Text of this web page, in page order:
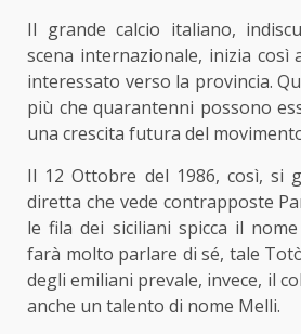
Il grande calcio italiano,
scena internazionale, inizia così
interessato verso la provincia.
più che quarantenni possono
una crescita futura del
Il 12 Ottobre del 1986, così, si
diretta che vede contrapposte
le fila dei siciliani spicca il
farà molto parlare di sé, tale
degli emiliani prevale, invece, il
anche un talento di nome Melli.